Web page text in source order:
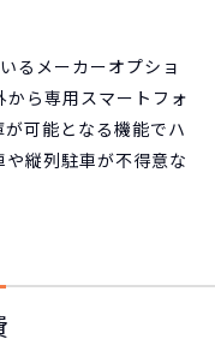
るメーカーオプショ
ら専用スマートフォ
可能となる機能でハ
縦列駐車が不得意な